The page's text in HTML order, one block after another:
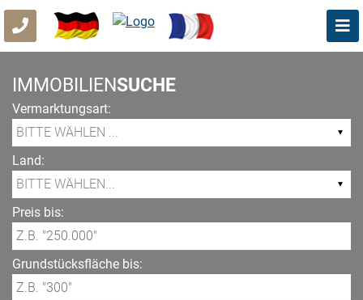
IMMOBILIENSUCHE
Vermarktungsart:
Land:
Preis bis:
Grundstücksfläche bis: